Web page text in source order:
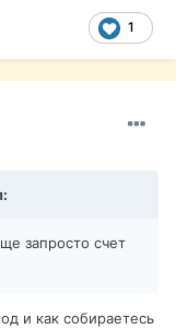
1
запросто счет
и как собираетесь